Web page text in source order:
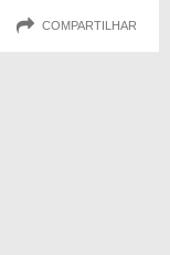
COMPARTILHAR